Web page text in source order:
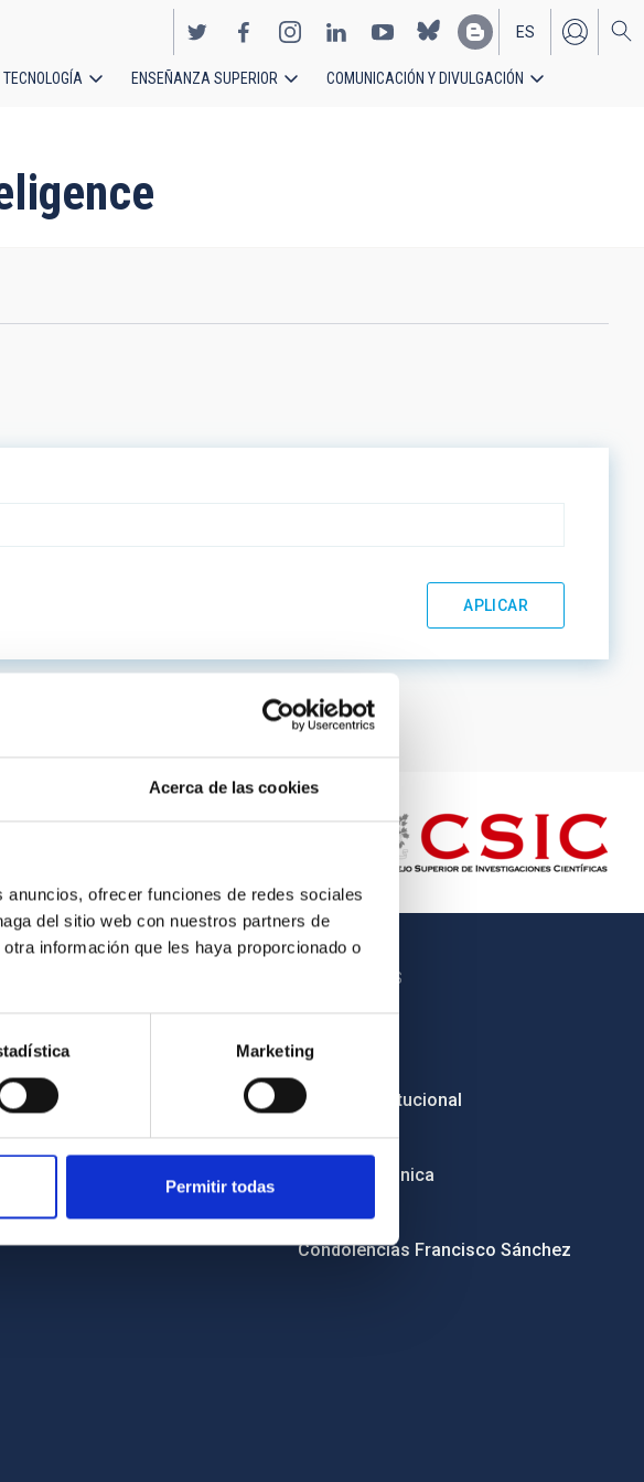
Acerca de las cookies
ofrecer funciones de redes sociales
del sitio web con nuestros partners de
información que les haya proporcionado o
Marketing
Permitir todas
EN
ES
ENSEÑANZA SUPERIOR COMUNICACIÓN Y DIVULGACIÓN
IAC
de privacidad
cookies
OTROS ENLACES
Licitaciones
Imagen institucional
RSS
Sede electrónica
Canal ético
Condolencias Francisco Sánchez